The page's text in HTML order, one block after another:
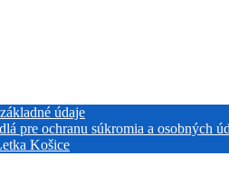
údaje
pre ochranu súkromia a osobných
Košice